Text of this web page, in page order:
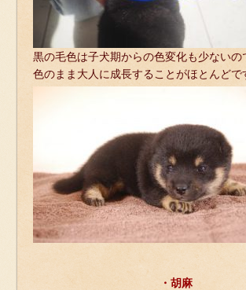
黒の毛色は子犬期からの色変化も少ないの
色のまま大人に成長することがほとんどで
・胡麻